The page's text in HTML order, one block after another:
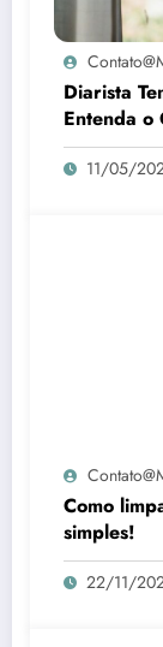
Diarista
Entenda o
11/05/
Como
simples!
22/11/